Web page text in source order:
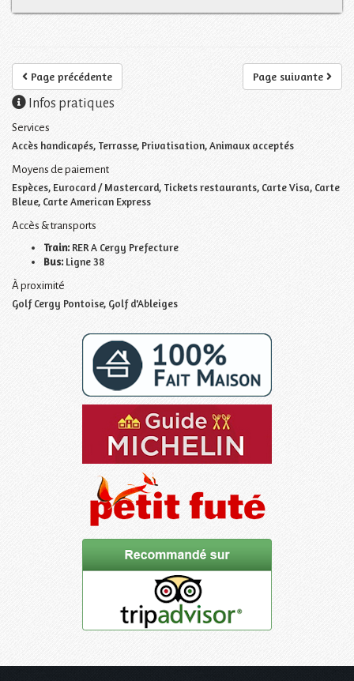
Page suivante
Page précédente
Infos pratiques
Services
Accès handicapés, Terrasse, Privatisation, Animaux acceptés
Moyens de paiement
Espèces, Eurocard / Mastercard, Tickets restaurants, Carte Visa, Carte
Bleue, Carte American Express
Accès & transports
Train: RER A Cergy Prefecture
Bus: Ligne 38
À proximité
Golf Cergy Pontoise, Golf d'Ableiges